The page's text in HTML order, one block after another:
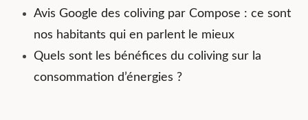
Avis Google des coliving par Compose : ce sont
nos habitants qui en parlent le mieux
Quels sont les bénéfices du coliving sur la
consommation d’énergies ?